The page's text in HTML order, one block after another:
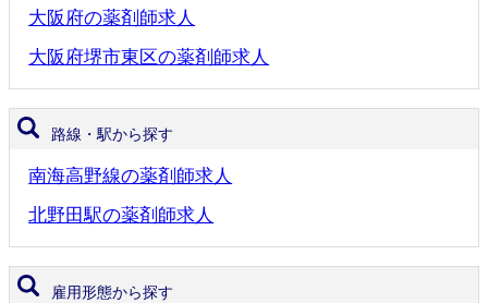
大阪府の薬剤師求人
大阪府堺市東区の薬剤師求人
路線・駅から探す
南海高野線の薬剤師求人
北野田駅の薬剤師求人
雇用形態から探す